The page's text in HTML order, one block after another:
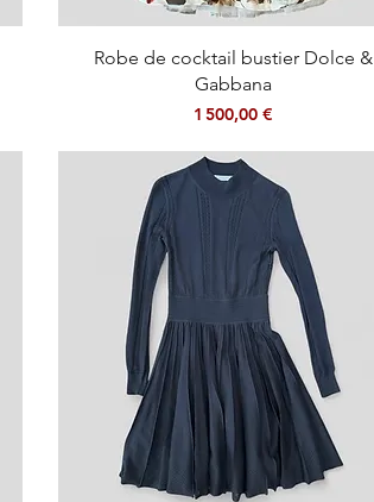
Aperçu rapide
Robe de cocktail bustier Dolce &
Gabbana
Prix
1 500,00 €